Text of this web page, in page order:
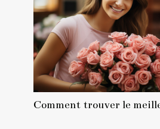
Comment trouver le